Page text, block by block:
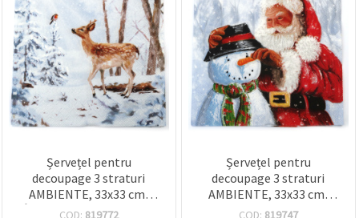
Șervețel pentru
decoupage 3 straturi
AMBIENTE, 33x33 cm,
„Întâlnire în lumea iernii”
COD: 819772
Șervețel pentru
decoupage 3 straturi
AMBIENTE, 33x33 cm,
model Moș Crăciun și om
COD: 819747